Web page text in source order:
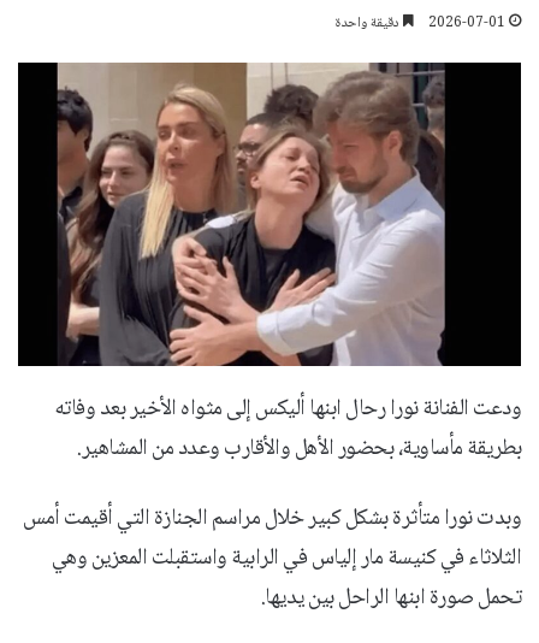
2026-07-01 دقيقة واحدة
ودعت الفنانة نورا رحال ابنها أليكس إلى مثواه الأخير بعد وفاته
بطريقة مأساوية، بحضور الأهل والأقارب وعدد من المشاهير.
وبدت نورا متأثرة بشكل كبير خلال مراسم الجنازة التي أقيمت أمس
الثلاثاء في كنيسة مار إلياس في الرابية واستقبلت المعزين وهي
تحمل صورة ابنها الراحل بين يديها.